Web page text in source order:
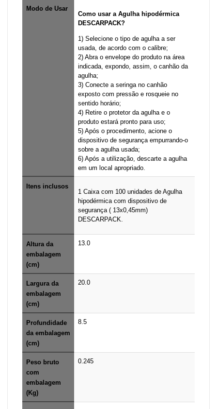
Modo de Usar
Como usar a Agulha hipodérmica
DESCARPACK?
1) Selecione o tipo de agulha a ser
usada, de acordo com o calibre;
2) Abra o envelope do produto na área
indicada, expondo, assim, o canhão da
agulha;
3) Conecte a seringa no canhão
exposto com pressão e rosqueie no
sentido horário;
4) Retire o protetor da agulha e o
produto estará pronto para uso;
5) Após o procedimento, acione o
dispositivo de segurança empurrando-o
sobre a agulha usada;
6) Após a utilização, descarte a agulha
em um local apropriado.
Itens inclusos
1 Caixa com 100 unidades de Agulha
hipodérmica com dispositivo de
segurança ( 13x0,45mm)
DESCARPACK.
Altura da
embalagem
(cm)
13.0
Largura da
embalagem
(cm)
20.0
Profundidade
da embalagem
(cm)
8.5
Peso bruto
com
embalagem
(Kg)
0.245